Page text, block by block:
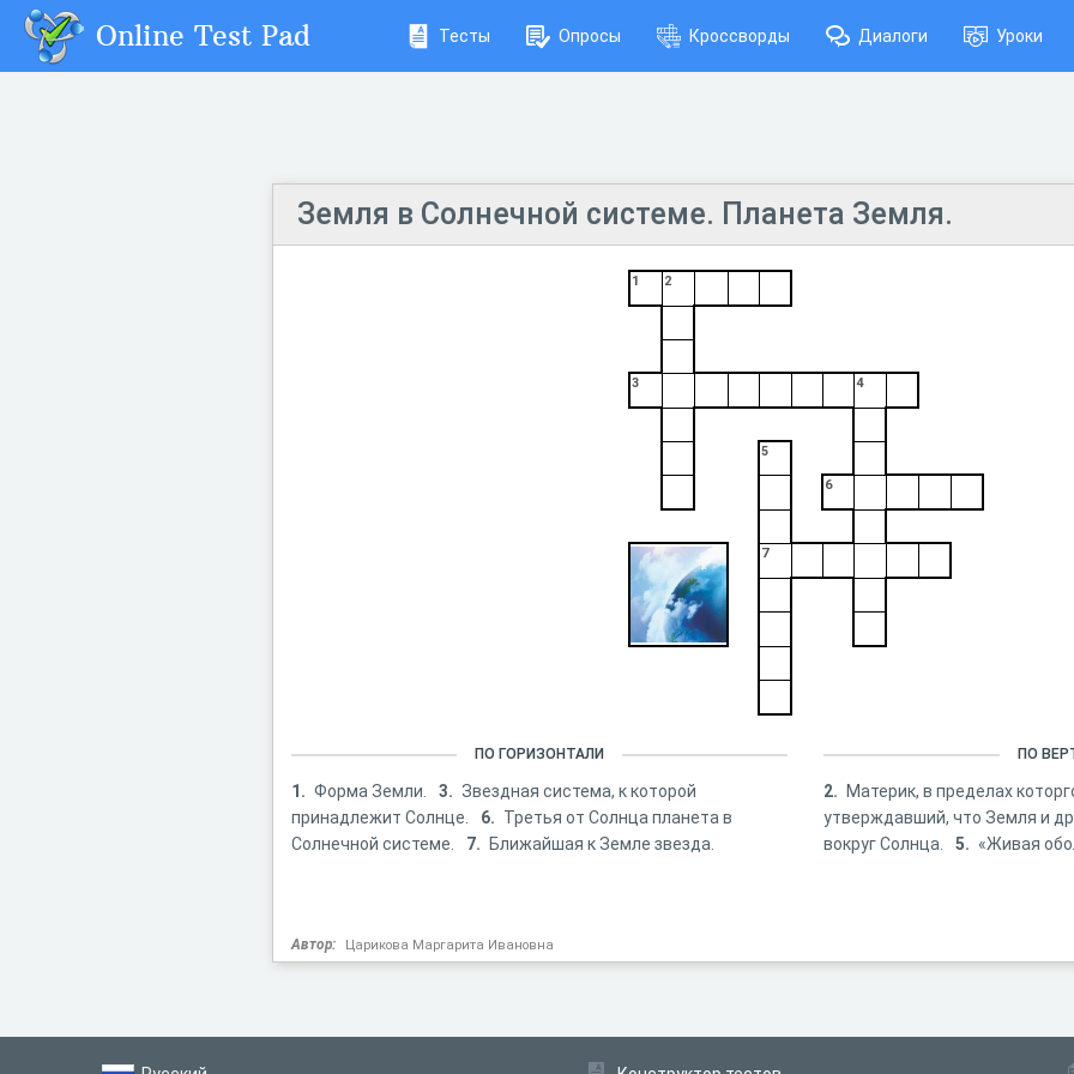
Online Test Pad Тесты Опросы Кроссворды Диалоги Уроки
Земля в Солнечной системе. Планета Земля.
1 2
3 4
5
6
7
ПО ГОРИЗОНТАЛИ
1. Форма Земли. 3. Звездная система, к которой
принадлежит Солнце.
6. Третья от Солнца планета в
Солнечной системе.
7. Ближайшая к Земле звезда.
ПО
2.
Материк, в пределах
утверждавший, что Земля и
вокруг Солнца.
5. «Живая
Автор: Царикова Маргарита Ивановна